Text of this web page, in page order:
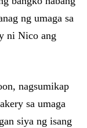
ng umaga sa
ni Nico ang
nagsumikap
sa umaga
siya ng isang